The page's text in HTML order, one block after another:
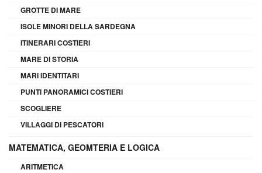
GROTTE DI MARE
ISOLE MINORI DELLA SARDEGNA
ITINERARI COSTIERI
MARE DI STORIA
MARI IDENTITARI
PUNTI PANORAMICI COSTIERI
SCOGLIERE
VILLAGGI DI PESCATORI
MATEMATICA, GEOMTERIA E LOGICA
ARITMETICA